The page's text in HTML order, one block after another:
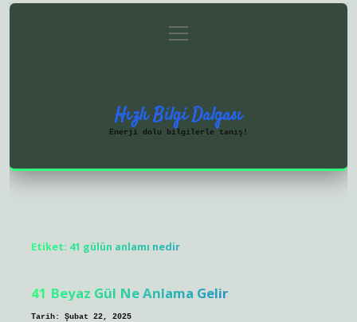
Gizlilik Politikası
menüyü
aç
Hızlı Bilgi Dalgası
Enerji dolu bilgilerle tanış!
Etiket: 41 gülün anlamı nedir
41 Beyaz Gül Ne Anlama Gelir
Tarih: Şubat 22, 2025